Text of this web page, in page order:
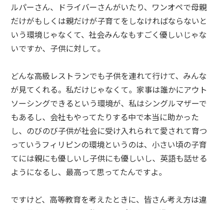
ルパーさん、ドライバーさんがいたり、ワンオペで母親
だけがもしくは親だけが子育てをしなければならないと
いう環境じゃなくて、社会みんなもすごく優しいじゃな
いですか、子供に対して。
どんな高級レストランでも子供を連れて行けて、みんな
が見てくれる。私だけじゃなくて。家事は誰かにアウト
ソーシングできるという環境が、私はシングルマザーで
もあるし、会社もやってたりする中で本当に助かった
し、のびのび子供が社会に受け入れられて愛されて育つ
っていうフィリピンの環境というのは、小さい頃の子育
てには親にも優しいし子供にも優しいし、英語も話せる
ようになるし、最高って思ってたんですよ。
ですけど、高等教育を考えたときに、皆さん考え方は違